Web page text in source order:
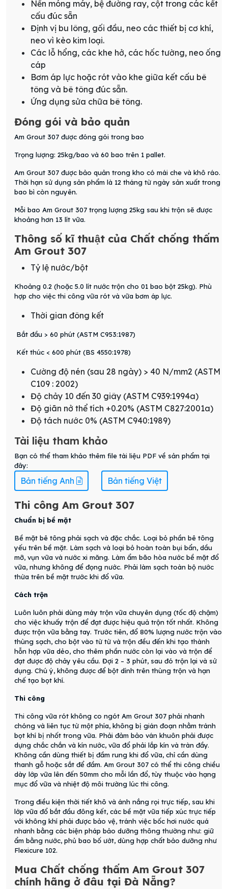
Nền móng máy, bệ đường ray, cột trong các kết
cấu đúc sẵn
Định vị bu lông, gối đầu, neo các thiết bị cơ khí,
neo vì kèo kim loại.
Các lỗ hổng, các khe hở, các hốc tường, neo ống
cáp
Bơm áp lực hoặc rót vào khe giữa kết cấu bê
tông và bê tông đúc sẵn.
Ứng dụng sửa chữa bê tông.
Đóng gói và bảo quản
Am Grout 307 được đóng gói trong bao
Trọng lượng: 25kg/bao và 60 bao trên 1 pallet.
Am Grout 307 được bảo quản trong kho có mái che và khô ráo.
Thời hạn sử dụng sản phẩm là 12 tháng từ ngày sản xuất trong
bao bì còn nguyên.
Mỗi bao Am Grout 307 trọng lượng 25kg sau khi trộn sẽ được
khoảng hơn 13 lít vữa.
Thông số kĩ thuật của Chất chống thấm
Am Grout 307
Tỷ lệ nước/bột
Khoảng 0.2 (hoặc 5.0 lít nước trộn cho 01 bao bột 25kg). Phù
hợp cho việc thi công vữa rót và vữa bơm áp lực.
Thời gian đông kết
Bắt đầu > 60 phút (ASTM C953:1987)
Kết thúc < 600 phút (BS 4550:1978)
Cường độ nén (sau 28 ngày) > 40 N/mm2 (ASTM
C109 : 2002)
Độ chảy 10 đến 30 giây (ASTM C939:1994a)
Độ giãn nở thể tích +0.20% (ASTM C827:2001a)
Độ tách nước 0% (ASTM C940:1989)
Tài liệu tham khảo
Bạn có thể tham khảo thêm file tài liệu PDF về sản phẩm tại
đây:
Bản tiếng Anh Bản tiếng Việt
Thi công Am Grout 307
Chuẩn bị bề mặt
Bề mặt bê tông phải sạch và đặc chắc. Loại bỏ phần bê tông
yếu trên bề mặt. Làm sạch và loại bỏ hoàn toàn bụi bẩn, dầu
mỡ, vụn vữa và nước xi măng. Làm ẩm bão hòa nước bề mặt đổ
vữa, nhưng không để đọng nước. Phải làm sạch toàn bộ nước
thừa trên bề mặt trước khi đổ vữa.
Cách trộn
Luôn luôn phải dùng máy trộn vữa chuyên dụng (tốc độ chậm)
cho việc khuấy trộn để đạt được hiệu quả trộn tốt nhất. Không
được trộn vữa bằng tay. Trước tiên, đổ 80% lượng nước trộn vào
thùng sạch, cho bột vào từ từ và trộn đều đến khi tạo thành
hỗn hợp vữa dẻo, cho thêm phần nước còn lại vào và trộn để
đạt được độ chảy yêu cầu. Đợi 2 – 3 phút, sau đó trộn lại và sử
dụng. Chú ý, không được để bột dính trên thùng trộn và hạn
chế tạo bọt khí.
Thi công
Thi công vữa rót không co ngót Am Grout 307 phải nhanh
chóng và liên tục từ một phía, không bị gián đoạn nhằm tránh
bọt khí bị nhốt trong vữa. Phải đảm bảo ván khuôn phải được
dựng chắc chắn và kín nước, vữa đổ phải lắp kín và tràn đầy.
Không cần dùng thiết bị đầm rung khi đổ vữa, chỉ cần dùng
thanh gỗ hoặc sắt để đầm. Am Grout 307 có thể thi công chiều
dày lớp vữa lên đến 50mm cho mỗi lần đổ, tùy thuộc vào hạng
mục đổ vữa và nhiệt độ môi trường lúc thi công.
Trong điều kiện thời tiết khô và ánh nắng rọi trực tiếp, sau khi
lớp vữa đổ bắt đầu đông kết, các bề mặt vữa tiếp xúc trực tiếp
với không khí phải được bảo vệ, tránh việc bốc hơi nước quá
nhanh bằng các biện pháp bảo dưỡng thông thường như: giữ
ẩm bằng nước, phủ bao bố ướt, dùng hợp chất bảo dưỡng như
Flexicure 102.
Mua Chất chống thấm Am Grout 307
chính hãng ở đâu tại Đà Nẵng?